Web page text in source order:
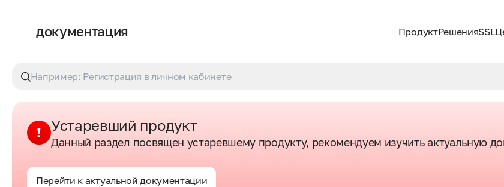
документация ПродуктРешенияSSL
Устаревший продукт
Данный раздел посвящен устаревшему продукту, рекомендуем изучить актуальную
Перейти к актуальной документации